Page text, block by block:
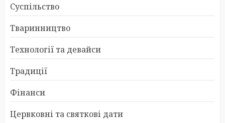
Суспільство
Тваринництво
Технології та девайси
Традиції
Фінанси
Цервковні та святкові дати